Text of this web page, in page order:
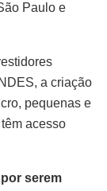
Paulo e
a criação
pequenas e
acesso
por serem